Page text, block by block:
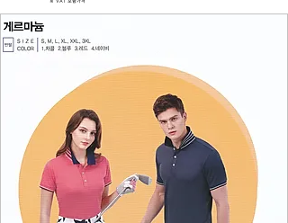
※ VAT 포함가격